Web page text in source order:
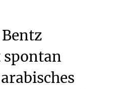
Bentz
spontan